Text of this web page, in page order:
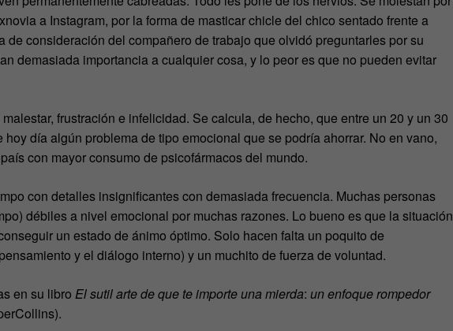
a Instagram, por la forma de masticar chicle del chico sentado frente a
de consideración del compañero de trabajo que olvidó preguntarles por su
demasiada importancia a cualquier cosa, y lo peor es que no pueden evitar
frustración e infelicidad. Se calcula, de hecho, que entre un 20 y un 30
día algún problema de tipo emocional que se podría ahorrar. No en vano,
con mayor consumo de psicofármacos del mundo.
con detalles insignificantes con demasiada frecuencia. Muchas personas
débiles a nivel emocional por muchas razones. Lo bueno es que la situación
un estado de ánimo óptimo. Solo hacen falta un poquito de
y el diálogo interno) y un muchito de fuerza de voluntad.
en su libro El sutil arte de que te importe una mierda: un enfoque rompedor